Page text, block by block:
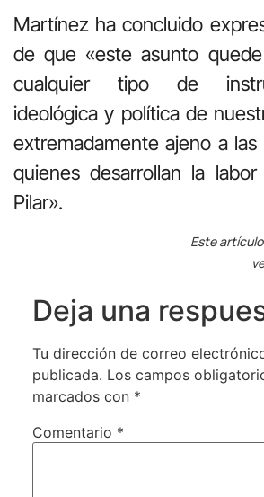
Martínez ha concluido
de que «este asunto
cualquier tipo de
ideológica y política de
extremadamente ajeno a
quienes desarrollan la
Pilar».
Este
Deja una
Tu dirección de correo
publicada. Los campos
marcados con *
Comentario *